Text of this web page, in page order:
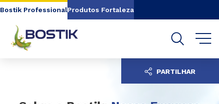
Go to content Go to navigation
Bostik ProfessionalProdutos Fortaleza
PARTILHAR